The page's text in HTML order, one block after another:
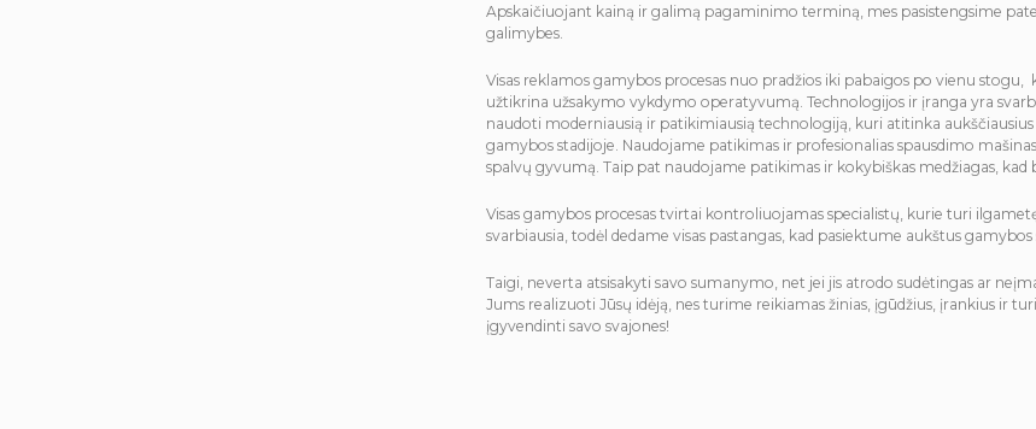
Apskaičiuojant kainą ir galimą pagaminimo terminą, mes pasistengsime
galimybes.
Visas reklamos gamybos procesas nuo pradžios iki pabaigos po vienu
užtikrina užsakymo vykdymo operatyvumą. Technologijos ir įranga yra
naudoti moderniausią ir patikimiausią technologiją, kuri atitinka
gamybos stadijoje. Naudojame patikimas ir profesionalias spausdimo
spalvų gyvumą. Taip pat naudojame patikimas ir kokybiškas medžiagas,
Visas gamybos procesas tvirtai kontroliuojamas specialistų, kurie turi
svarbiausia, todėl dedame visas pastangas, kad pasiektume aukštus gamybos
Taigi, neverta atsisakyti savo sumanymo, net jei jis atrodo sudėtingas ar
Jums realizuoti Jūsų idėją, nes turime reikiamas žinias, įgūdžius, įrankius ir
įgyvendinti savo svajones!